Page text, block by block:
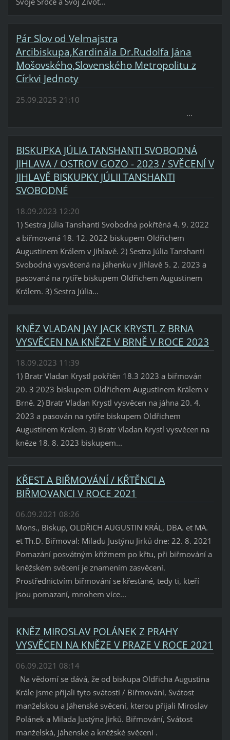
Pár Slov od Velmajstra
Arcibiskupa,Kardinála Dr.Rudolfa Jána
Mošovského,Slovenského Metropolitu z
Církvi Jednoty
25.09.2025 21:10
...
BISKUPKA JÚLIA TANSHANTI SVOBODNÁ
JIHLAVA / OSTROV GOZO - 2023 / SVĚCENÍ V
JIHLAVĚ BISKUPKY JÚLII TANSHANTI
SVOBODNÉ
18.09.2023 12:20
1) Sestra Júlia Tanshanti Svobodná pokřtěná 4. 9. 2022
a biřmovaná 18. 12. 2022 biskupem Oldřichem
Augustinem Králem v Jihlavě. 2) Sestra Júlia Tanshanti
Svobodná vysvěcená na jáhenku v Jihlavě 5. 2. 2023 a
pasovaná na rytíře biskupem Oldřichem Augustinem
Králem. 3) Sestra Júlia...
KNĚZ VLADAN JAY JACK KRYSTL Z BRNA
VYSVĚCEN NA KNĚZE V BRNĚ V ROCE 2023
18.09.2023 11:39
1) Bratr Vladan Krystl pokřtěn 18.3 2023 a biřmován
20. 3 2023 biskupem Oldřichem Augustinem Králem v
Brně. 2) Bratr Vladan Krystl vysvěcen na jáhna 20. 4.
2023 a pasován na rytíře biskupem Oldřichem
Augustinem Králem. 3) Bratr Vladan Krystl vysvěcen na
kněze 18. 8. 2023 biskupem...
KŘEST A BIŘMOVÁNÍ / KŘTĚNCI A
BIŘMOVANCI V ROCE 2021
06.09.2021 08:26
Mons., Biskup, OLDŘICH AUGUSTIN KRÁL, DBA. et MA.
et Th.D. Biřmoval: Miladu Justýnu Jirků dne: 22. 8. 2021
Pomazání posvátným křižmem po křtu, při biřmování a
kněžském svěcení je znamením zasvěcení.
Prostřednictvím biřmování se křesťané, tedy ti, kteří
jsou pomazaní, mnohem více...
KNĚZ MIROSLAV POLÁNEK Z PRAHY
VYSVĚCEN NA KNĚZE V PRAZE V ROCE 2021
06.09.2021 08:14
Na vědomí se dává, že od biskupa Oldřicha Augustina
Krále jsme přijali tyto svátosti / Biřmování, Svátost
manželskou a Jáhenské svěcení, kterou přijali Miroslav
Polánek a Milada Justýna Jirků. Biřmování, Svátost
manželská, Jáhenské a kněžské svěcení .